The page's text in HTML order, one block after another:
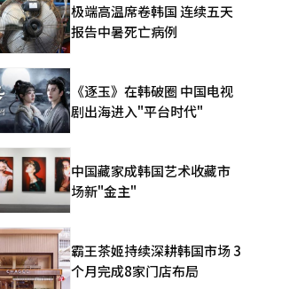
极端高温席卷韩国 连续五天
报告中暑死亡病例
《逐玉》在韩破圈 中国电视
剧出海进入"平台时代"
中国藏家成韩国艺术收藏市
场新"金主"
霸王茶姬持续深耕韩国市场 3
个月完成8家门店布局